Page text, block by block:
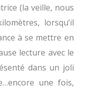
(la veille, nous
lorsqu’il
à se mettre en
lecture avec le
dans un joli
une fois,